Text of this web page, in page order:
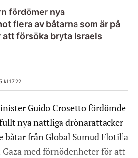
fördömer nya
flera av båtarna som är på
att försöka bryta Israels
kl 17.22
Guido Crosetto fördömde
nya nattliga drönarattacker
båtar från Global Sumud Flotilla
Gaza med förnödenheter för att